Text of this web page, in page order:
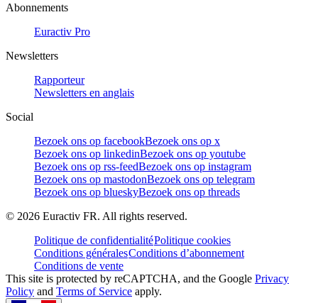
Abonnements
Euractiv Pro
Newsletters
Rapporteur
Newsletters en anglais
Social
Bezoek ons op facebookBezoek ons op x
Bezoek ons op linkedinBezoek ons op youtube
Bezoek ons op rss-feedBezoek ons op instagram
Bezoek ons op mastodonBezoek ons op telegram
Bezoek ons op blueskyBezoek ons op threads
© 2026 Euractiv FR. All rights reserved.
Politique de confidentialitéPolitique cookies
Conditions généralesConditions d’abonnement
Conditions de vente
This site is protected by reCAPTCHA, and the Google Privacy
Policy and Terms of Service apply.